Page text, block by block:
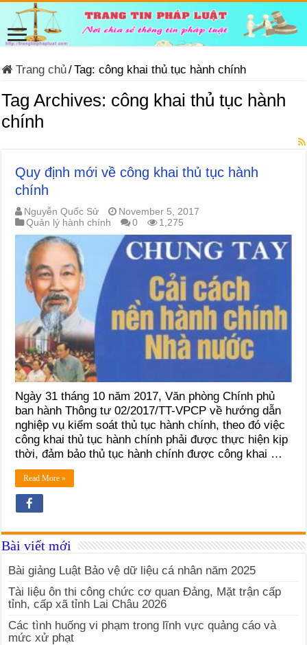
Trang chủ/Tag:công khai thủ tục hành chính
Tag Archives: công khai thủ tục hành
chính
Quy định mới về công khai thủ tục hành
chính
Nguyễn Quốc Sử
November 5, 2017
Quản lý hành chính
0 1,275
Ngày 31 tháng 10 năm 2017, Văn phòng Chính phủ
ban hành Thông tư 02/2017/TT-VPCP về hướng dẫn
nghiệp vụ kiểm soát thủ tục hành chính, theo đó việc
công khai thủ tục hành chính phải được thực hiện kịp
thời, đảm bảo thủ tục hành chính được công khai …
Read More »
Bài viết mới
Bài giảng Luật Bảo vệ dữ liệu cá nhân năm 2025
Tài liệu ôn thi công chức cơ quan Đảng, Mặt trận cấp
tỉnh, cấp xã tỉnh Lai Châu 2026
Các tình huống vi phạm trong lĩnh vực quảng cáo và
mức xử phạt